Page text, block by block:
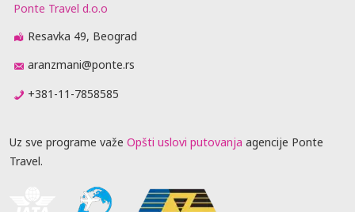
Ponte Travel d.o.o
Resavka 49, Beograd
aranzmani@ponte.rs
+381-11-7858585
Uz sve programe važe Opšti uslovi putovanja agencije Ponte
Travel.